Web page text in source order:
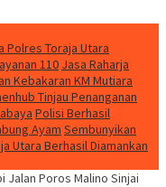
Polres Toraja Utara
110 Jasa Raharja
Kebakaran KM Mutiara
Tinjau Penanganan
Polisi Berhasil
Ayam Sembunyikan
Utara Berhasil Diamankan
Jalan Poros Malino Sinjai